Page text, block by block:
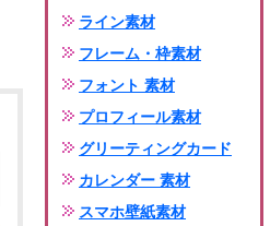
ライン素材
フレーム・枠素材
フォント 素材
プロフィール素材
グリーティングカード
カレンダー 素材
スマホ壁紙素材